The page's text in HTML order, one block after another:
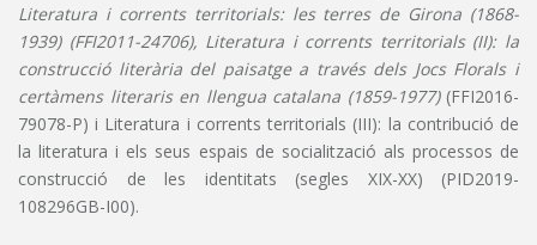
Literatura i corrents territorials: les terres de Girona (1868-
1939) (FFI2011-24706), Literatura i corrents territorials (II): la
construcció literària del paisatge a través dels Jocs Florals i
certàmens literaris en llengua catalana (1859-1977)(FFI2016-
79078-P) i Literatura i corrents territorials (III): la contribució de
la literatura i els seus espais de socialització als processos de
construcció de les identitats (segles XIX-XX) (PID2019-
108296GB-I00).